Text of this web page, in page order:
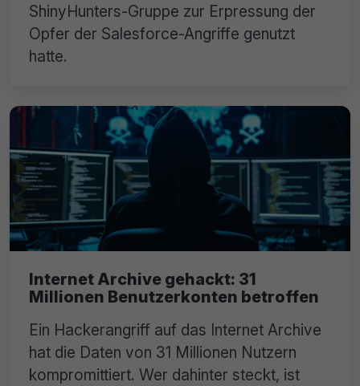
ShinyHunters-Gruppe zur Erpressung der
Opfer der Salesforce-Angriffe genutzt
hatte.
Internet Archive gehackt: 31
Millionen Benutzerkonten betroffen
Ein Hackerangriff auf das Internet Archive
hat die Daten von 31 Millionen Nutzern
kompromittiert. Wer dahinter steckt, ist